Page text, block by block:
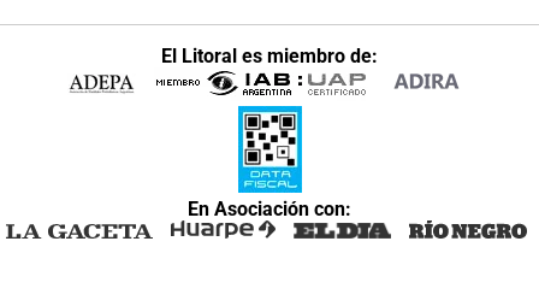
El Litoral es miembro de:
En Asociación con: